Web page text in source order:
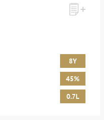
8Y
45%
0.7L